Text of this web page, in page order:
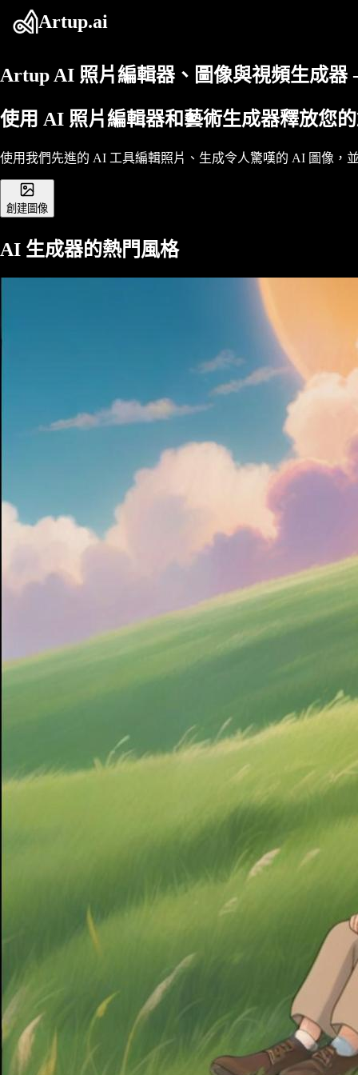
Artup.ai
Artup AI 照片編輯器、圖像與視頻生成器
使用 AI 照片編輯器和藝術生成器釋放您
使用我們先進的 AI 工具編輯照片、生成令人驚嘆的 AI 圖像，
創建圖像
AI 生成器的熱門風格